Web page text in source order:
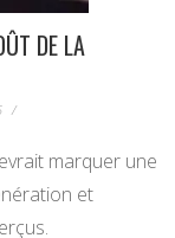
DE LA
/
marquer une
et